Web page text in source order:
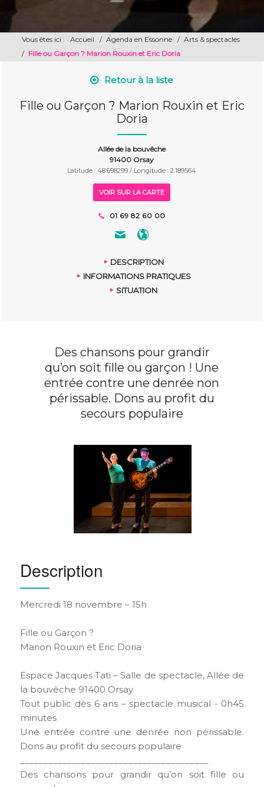
Vous êtes ici : Accueil / Agenda en Essonne / Arts & spectacles
/ Fille ou Garçon ? Marion Rouxin et Eric Doria
Retour à la liste
Fille ou Garçon ? Marion Rouxin et Eric
Doria
Allée de la bouvêche
91400 Orsay
Latitude : 48.698299 / Longitude : 2.189564
VOIR SUR LA CARTE
01 69 82 60 00
DESCRIPTION
INFORMATIONS PRATIQUES
SITUATION
Des chansons pour grandir
qu’on soit fille ou garçon ! Une
entrée contre une denrée non
périssable. Dons au profit du
secours populaire
Description
Mercredi 18 novembre – 15h
Fille ou Garçon ?
Marion Rouxin et Eric Doria
Espace Jacques Tati – Salle de spectacle, Allée de
la bouvêche 91400 Orsay
Tout public dès 6 ans – spectacle musical - 0h45
minutes
Une entrée contre une denrée non périssable.
Dons au profit du secours populaire
Des chansons pour grandir qu’on soit fille ou